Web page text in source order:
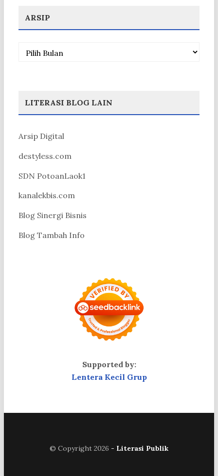
ARSIP
Arsip
LITERASI BLOG LAIN
Arsip Digital
destyless.com
SDN PotoanLaok1
kanalekbis.com
Blog Sinergi Bisnis
Blog Tambah Info
Supported by:
Lentera Kecil Grup
© Copyright 2026 - Literasi Publik